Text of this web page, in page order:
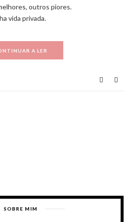
outros piores.
vida privada.
A LER
SOBRE MIM